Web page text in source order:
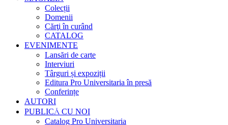
Colecții
Domenii
Cărţi în curând
CATALOG
EVENIMENTE
Lansări de carte
Interviuri
Târguri și expoziții
Editura Pro Universitaria în presă
Conferințe
AUTORI
PUBLICĂ CU NOI
Catalog Pro Universitaria